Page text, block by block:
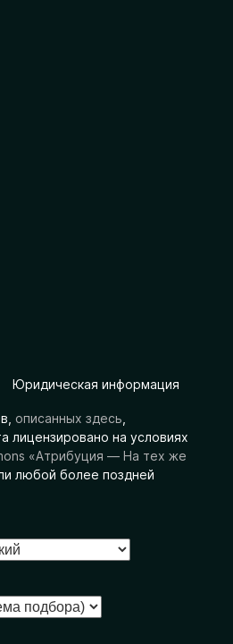
Юридическая информация
описанных здесь
лицензировано на условиях
«Атрибуция — На тех же
любой более поздней